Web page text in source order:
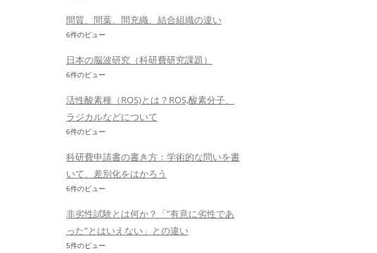
間質、間葉、間充織、結合組織の違い
6件のビュー
日本の脳波研究（科研費研究課題）
6件のビュー
活性酸素種（ROS)とは？ROS,酸素分子、
ラジカルなどについて
6件のビュー
科研費申請書の書き方：学術的な問いを書
いて、差別化をはかろう
6件のビュー
非劣性試験とは何か？「”有意に劣性であ
った”とはいえない」との違い
5件のビュー